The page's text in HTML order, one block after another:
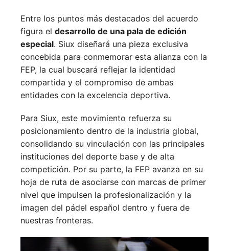
Entre los puntos más destacados del acuerdo
figura el desarrollo de una pala de edición
especial. Siux diseñará una pieza exclusiva
concebida para conmemorar esta alianza con la
FEP, la cual buscará reflejar la identidad
compartida y el compromiso de ambas
entidades con la excelencia deportiva.
Para Siux, este movimiento refuerza su
posicionamiento dentro de la industria global,
consolidando su vinculación con las principales
instituciones del deporte base y de alta
competición. Por su parte, la FEP avanza en su
hoja de ruta de asociarse con marcas de primer
nivel que impulsen la profesionalización y la
imagen del pádel español dentro y fuera de
nuestras fronteras.